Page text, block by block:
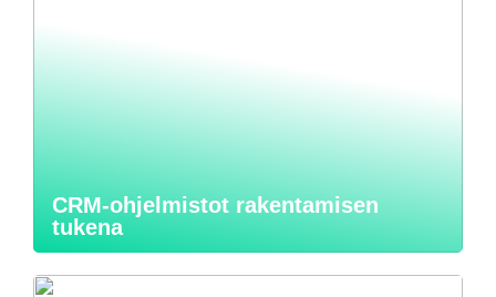
CRM-ohjelmistot rakentamisen
tukena